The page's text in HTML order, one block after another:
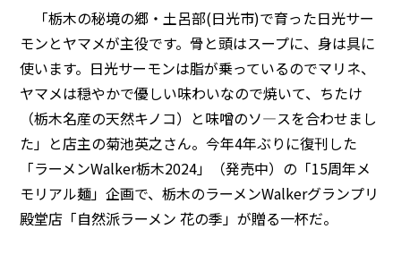
「栃木の秘境の郷・土呂部(日光市)で育った日光サー
モンとヤマメが主役です。骨と頭はスープに、身は具に
使います。日光サーモンは脂が乗っているのでマリネ、
ヤマメは穏やかで優しい味わいなので焼いて、ちたけ
（栃木名産の天然キノコ）と味噌のソ―スを合わせまし
た」と店主の菊池英之さん。今年4年ぶりに復刊した
「ラーメンWalker栃木2024」（発売中）の「15周年メ
モリアル麺」企画で、栃木のラーメンWalkerグランプリ
殿堂店「自然派ラーメン 花の季」が贈る一杯だ。